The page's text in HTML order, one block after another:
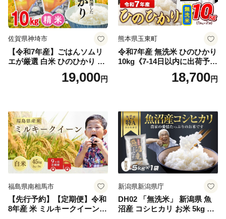
佐賀県神埼市
【令和7年産】ごはんソムリ
エが厳選 白米 ひのひかり 10
米 10kg 5kg×2 ひのひかり ブ
19,000円
熊本県玉東町
令和7年産 無洗米 ひのひかり
10kg《7-14日以内に出荷予定
(土日祝除く)》コメ 米 無洗米
令和7年産 高レビュー｜人気
18,700円
福島県南相馬市
【先行予約】【定期便】令和
8年産 米 ミルキークイーン
新潟県新潟県庁
DH02 「無洗米」 新潟県 魚
沼産 コシヒカリ お米 5kg こ